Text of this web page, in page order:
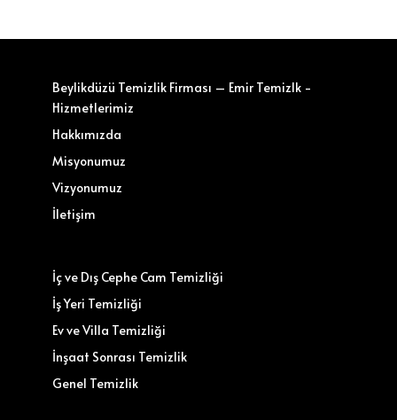
Beylikdüzü Temizlik Firması – Emir Temizlk -
Hizmetlerimiz
Hakkımızda
Misyonumuz
Vizyonumuz
İletişim
İç ve Dış Cephe Cam Temizliği
İş Yeri Temizliği
Ev ve Villa Temizliği
İnşaat Sonrası Temizlik
Genel Temizlik